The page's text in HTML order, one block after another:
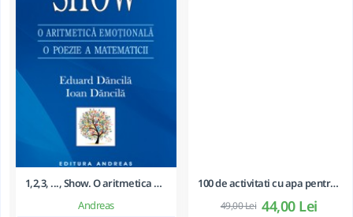
Andreas
1,2,3, ..., Show. O aritmetica emotionala, o poezie a matematicii - Ioan Dancila